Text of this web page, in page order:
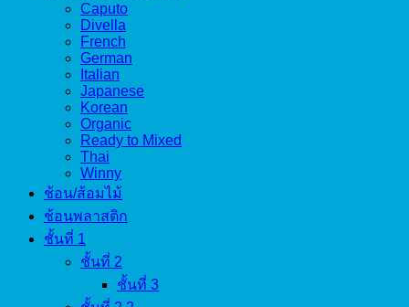
Caputo
Divella
French
German
Italian
Japanese
Korean
Organic
Ready to Mixed
Thai
Winny
ช้อน/ส้อมไม้
ช้อนพลาสติก
ชั้นที่ 1
ชั้นที่ 2
ชั้นที่ 3